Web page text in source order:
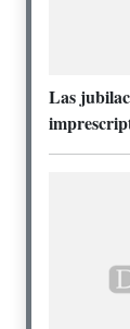
Las